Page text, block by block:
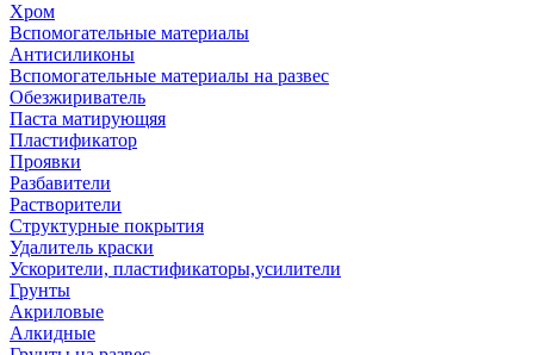
Хром
Вспомогательные материалы
Антисиликоны
Вспомогательные материалы на развес
Обезжириватель
Паста матирующяя
Пластификатор
Проявки
Разбавители
Растворители
Структурные покрытия
Удалитель краски
Ускорители, пластификаторы,усилители
Грунты
Акриловые
Алкидные